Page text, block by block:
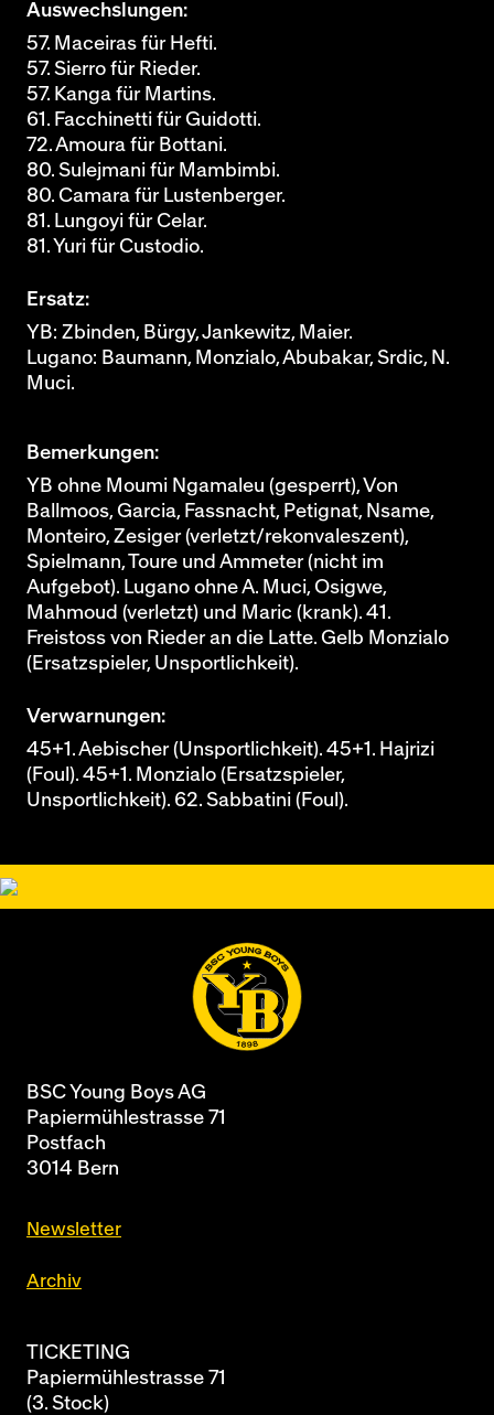
Auswechslungen:
57. Maceiras für Hefti.
57. Sierro für Rieder.
57. Kanga für Martins.
61. Facchinetti für Guidotti.
72. Amoura für Bottani.
80. Sulejmani für Mambimbi.
80. Camara für Lustenberger.
81. Lungoyi für Celar.
81. Yuri für Custodio.
Ersatz:
YB: Zbinden, Bürgy, Jankewitz, Maier.
Lugano: Baumann, Monzialo, Abubakar, Srdic, N.
Muci.
Bemerkungen:
YB ohne Moumi Ngamaleu (gesperrt), Von
Ballmoos, Garcia, Fassnacht, Petignat, Nsame,
Monteiro, Zesiger (verletzt/rekonvaleszent),
Spielmann, Toure und Ammeter (nicht im
Aufgebot). Lugano ohne A. Muci, Osigwe,
Mahmoud (verletzt) und Maric (krank). 41.
Freistoss von Rieder an die Latte. Gelb Monzialo
(Ersatzspieler, Unsportlichkeit).
Verwarnungen:
45+1. Aebischer (Unsportlichkeit). 45+1. Hajrizi
(Foul). 45+1. Monzialo (Ersatzspieler,
Unsportlichkeit). 62. Sabbatini (Foul).
BSC Young Boys AG
Papiermühlestrasse 71
Postfach
3014 Bern
Newsletter
Archiv
TICKETING
Papiermühlestrasse 71
(3. Stock)